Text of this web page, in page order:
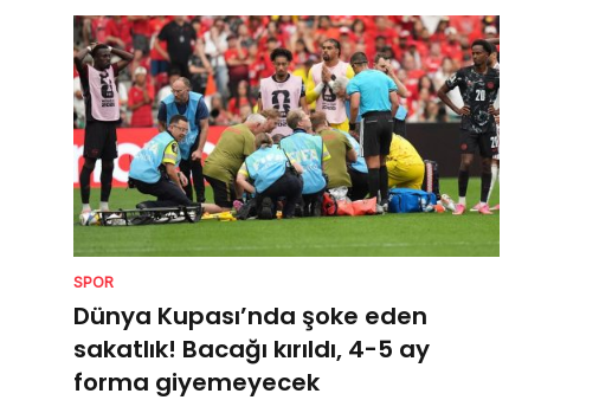
SPOR
Dünya Kupası’nda şoke eden
sakatlık! Bacağı kırıldı, 4-5 ay
forma giyemeyecek